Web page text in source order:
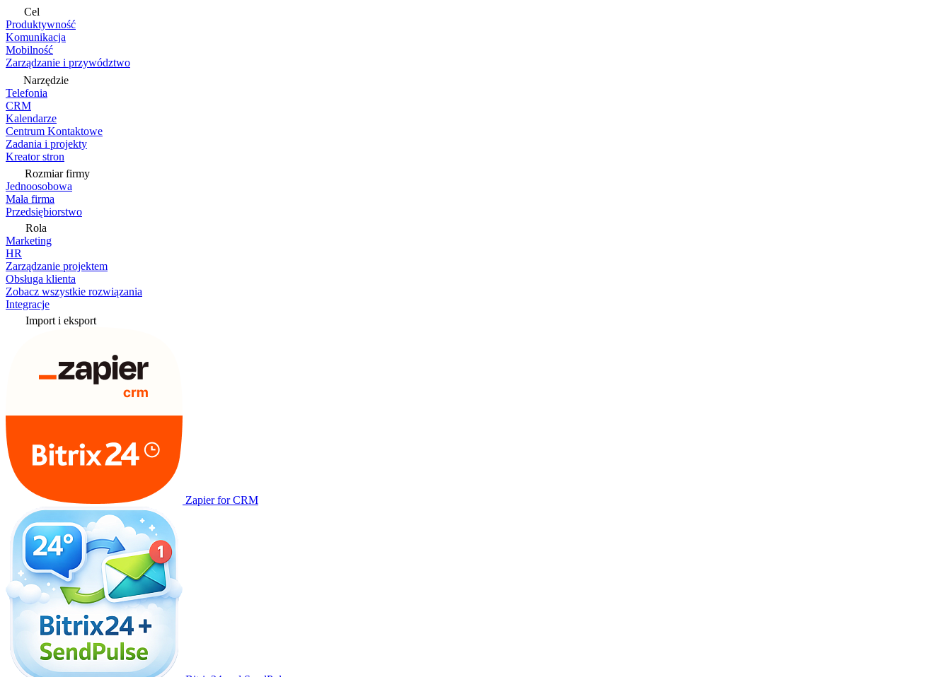
Cel
Produktywność
Komunikacja
Mobilność
Zarządzanie i przywództwo
Narzędzie
Telefonia
CRM
Kalendarze
Centrum Kontaktowe
Zadania i projekty
Kreator stron
Rozmiar firmy
Jednoosobowa
Mała firma
Przedsiębiorstwo
Rola
Marketing
HR
Zarządzanie projektem
Obsługa klienta
Zobacz wszystkie rozwiązania
Integracje
Import i eksport
Zapier for CRM